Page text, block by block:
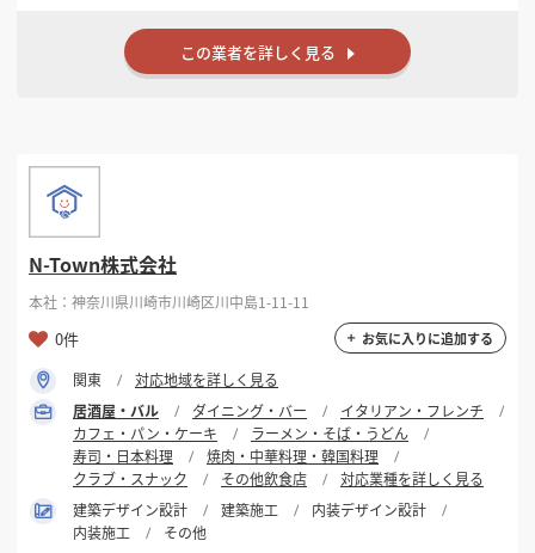
木や古材・古建具・和紙・レトロガラスなど素材が持つ“味”を活かしな
がら何か懐かしさを感じるアンティークな手造り空間がお好みでしたら
この業者を詳しく見る
N-Town株式会社
本社：神奈川県川崎市川崎区川中島1-11-11
0件 お気に入りに追加する
関東
対応地域を詳しく見る
居酒屋・バル
ダイニング・バー
イタリアン・フレンチ
カフェ・パン・ケーキ
ラーメン・そば・うどん
寿司・日本料理
焼肉・中華料理・韓国料理
クラブ・スナック
その他飲食店
対応業種を詳しく見る
建築デザイン設計
建築施工
内装デザイン設計
内装施工
その他